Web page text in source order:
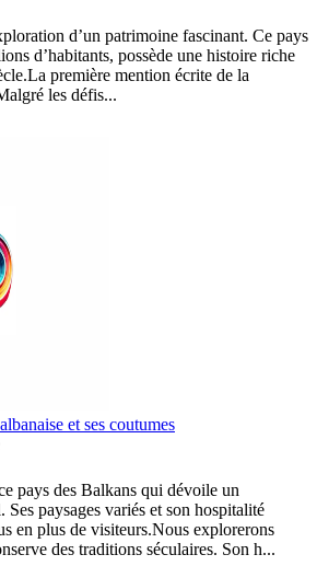
d’un patrimoine fascinant. Ce pays
d’habitants, possède une histoire riche
première mention écrite de la
les défis...
et ses coutumes
pays des Balkans qui dévoile un
paysages variés et son hospitalité
en plus de visiteurs.Nous explorerons
des traditions séculaires. Son h...